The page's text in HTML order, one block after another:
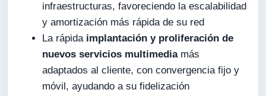
infraestructuras, favoreciendo la escalabilidad
y amortización más rápida de su red
La rápida implantación y proliferación de
nuevos servicios multimediamás
adaptados al cliente, con convergencia fijo y
móvil, ayudando a su fidelización